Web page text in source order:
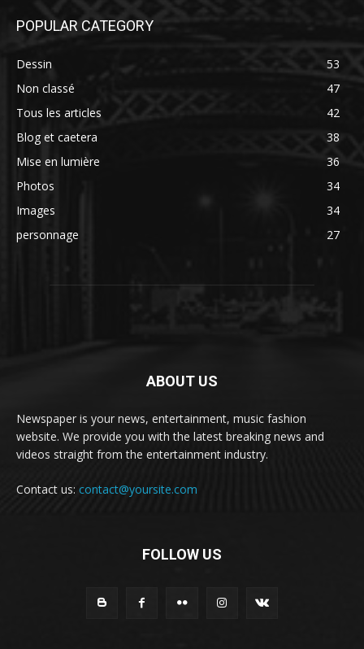
POPULAR CATEGORY
Dessin
53
Non classé
47
Tous les articles
42
Blog et caetera
38
Mise en lumière
36
Photos
34
Images
34
personnage
27
ABOUT US
Newspaper is your news, entertainment, music fashion
website. We provide you with the latest breaking news and
videos straight from the entertainment industry.
Contact us: contact@yoursite.com
FOLLOW US